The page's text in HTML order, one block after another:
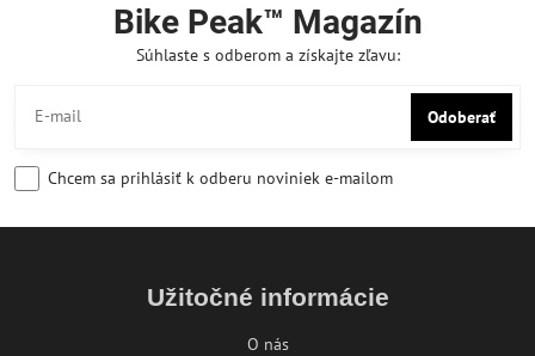
Bike Peak™ Magazín
Súhlaste s odberom a získajte zľavu:
Odoberať
Chcem sa prihlásiť k odberu noviniek e-mailom
Užitočné informácie
O nás